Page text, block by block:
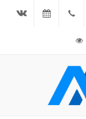
09.08.2026
- Чётная
неделя
964
687